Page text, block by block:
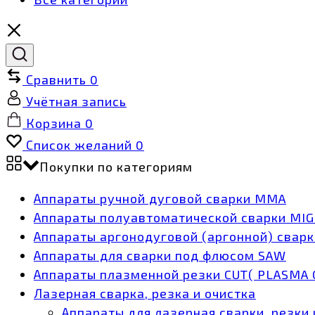
Сравнить 0
Учётная запись
Корзина 0
Список желаний 0
Покупки по категориям
Аппараты ручной дуговой сварки MMA
Аппараты полуавтоматической сварки
Аппараты аргонодуговой (аргонной)
Аппараты для сварки под флюсом SAW
Аппараты плазменной резки CUT( PLASMA
Лазерная сварка, резка и очистка